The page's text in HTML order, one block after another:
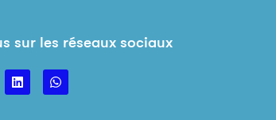
sur les réseaux sociaux